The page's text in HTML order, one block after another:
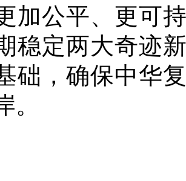
加公平、更可
稳定两大奇迹
础，确保中华
。